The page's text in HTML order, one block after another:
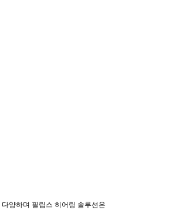
양하며 필립스 히어링 솔루션은